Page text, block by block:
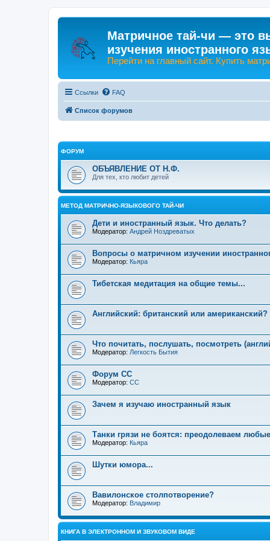
Матричное тай-чи — это
изучения иностранного
Перейти на главный сайт. Купить
Ссылки FAQ
Список форумов
ФОРУМ
ОБЪЯВЛЕНИЕ ОТ Н.Ф.
Для тех, кто любит детей
МЕТОД МАТРИЧНО-ЯЗЫКОВОГО ТАЙ-ЧИ
Дети и иностранный язык. Что делать?
Модератор: Андрей Ноздреватых
Вопросы о матричном изучении
Модератор: Кьяра
Тибетская медитация на общие темы...
Английский: британский или американский?
Что почитать, послушать, посмотреть
Модератор: Легкость Бытия
Форум СС
Модератор: CC
Зачем я изучаю иностранный язык
Танки грязи не боятся: преодолеваем
Модератор: Кьяра
Шутки юмора...
Вавилонское столпотворение?
Модератор: Владимир
КНИГА В ЭЛЕКТРОННОМ И ЗВУКОВОМ ВИДЕ